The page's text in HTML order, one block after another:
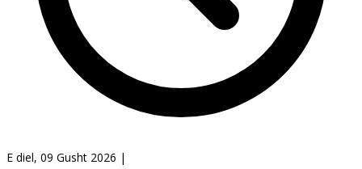
E diel, 09 Gusht 2026 |